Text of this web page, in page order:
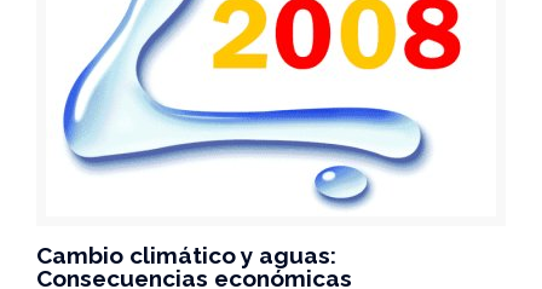
Cambio climático y aguas:
Consecuencias económicas